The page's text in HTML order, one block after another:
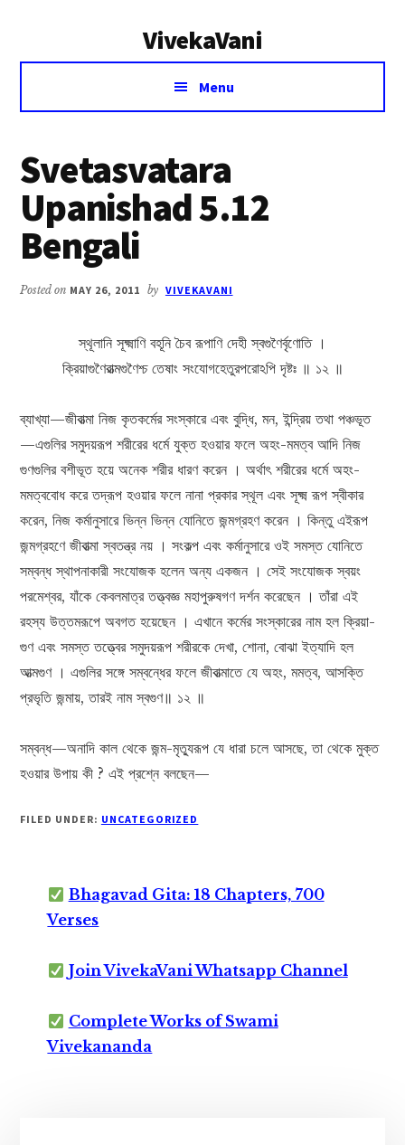
VivekaVani
Voice
Vivekananda
Menu
Svetasvatara
Upanishad 5.12
Bengali
Posted on MAY 26, 2011 by VIVEKAVANI
স্থূলানি সূক্ষ্মাণি বহূনি চৈব রূপাণি দেহী স্বগুণৈর্বৃণোতি ।
ক্রিয়াগুণৈরাত্মগুণৈশ্চ তেষাং সংযোগহেতুরপরোঽপি দৃষ্টঃ ॥ ১২ ॥
ব্যাখ্যা—জীবাত্মা নিজ কৃতকর্মের সংস্কারে এবং বুদ্ধি, মন, ইন্দ্রিয় তথা পঞ্চভূত
—এগুলির সমুদয়রূপ শরীরের ধর্মে যুক্ত হওয়ার ফলে অহং-মমত্ব আদি নিজ
গুণগুলির বশীভূত হয়ে অনেক শরীর ধারণ করেন । অর্থাৎ শরীরের ধর্মে অহং-
মমত্ববোধ করে তদ্রূপ হওয়ার ফলে নানা প্রকার স্থূল এবং সূক্ষ্ম রূপ স্বীকার
করেন, নিজ কর্মানুসারে ভিন্ন ভিন্ন যোনিতে জন্মগ্রহণ করেন । কিন্তু এইরূপ
জন্মগ্রহণে জীবাত্মা স্বতন্ত্র নয় । সংকল্প এবং কর্মানুসারে ওই সমস্ত যোনিতে
সম্বন্ধ স্থাপনাকারী সংযোজক হলেন অন্য একজন । সেই সংযোজক স্বয়ং
পরমেশ্বর, যাঁকে কেবলমাত্র তত্ত্বজ্ঞ মহাপুরুষগণ দর্শন করেছেন । তাঁরা এই
রহস্য উত্তমরূপে অবগত হয়েছেন । এখানে কর্মের সংস্কারের নাম হল ক্রিয়া-
গুণ এবং সমস্ত তত্ত্বের সমুদয়রূপ শরীরকে দেখা, শোনা, বোঝা ইত্যাদি হল
আত্মগুণ । এগুলির সঙ্গে সম্বন্ধের ফলে জীবাত্মাতে যে অহং, মমত্ব, আসক্তি
প্রভৃতি জন্মায়, তারই নাম স্বগুণ॥ ১২ ॥
সম্বন্ধ—অনাদি কাল থেকে জন্ম-মৃত্যুরূপ যে ধারা চলে আসছে, তা থেকে মুক্ত
হওয়ার উপায় কী ? এই প্রশ্নে বলছেন—
FILED UNDER: UNCATEGORIZED
Bhagavad Gita: 18 Chapters, 700
Verses
Join VivekaVani Whatsapp Channel
Complete Works of Swami
Vivekananda